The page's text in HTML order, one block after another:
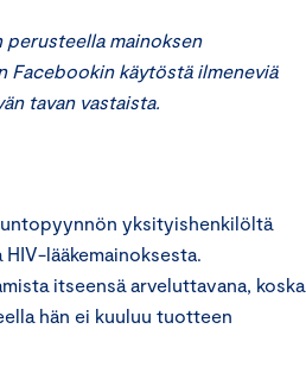
perusteella mainoksen
Facebookin käytöstä ilmeneviä
tavan vastaista.
yksityishenkilöltä
lääkemainoksesta.
itseensä arveluttavana, koska
hän ei kuuluu tuotteen